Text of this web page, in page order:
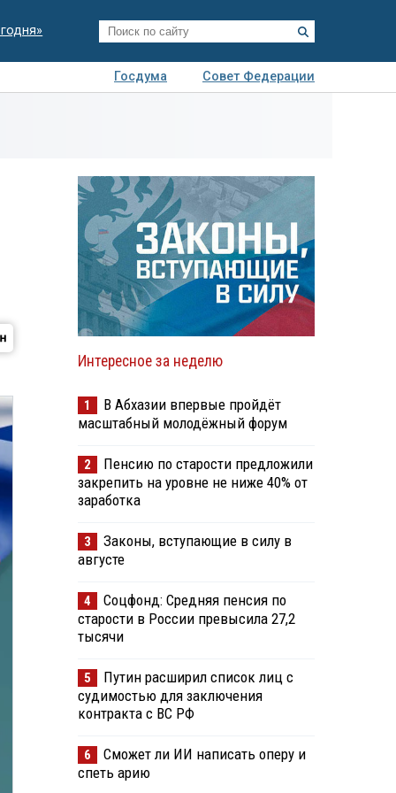
Госдума
Совет Федерации
Интересное за неделю
1
В Абхазии впервые пройдёт
масштабный молодёжный форум
2
Пенсию по старости предложили
закрепить на уровне не ниже 40% от
заработка
3
Законы, вступающие в силу в
августе
4
Соцфонд: Средняя пенсия по
старости в России превысила 27,2
тысячи
5
Путин расширил список лиц с
судимостью для заключения
контракта с ВС РФ
6
Сможет ли ИИ написать оперу и
спеть арию